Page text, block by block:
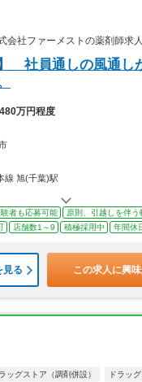
社ファーメストの薬剤師求人
社員通しの風通し
480万円程度
線 旭(千葉)駅
者も応募可能
原則、引越しを伴う
店舗数1～9 積極採用中 年間休
見る この求人に興
ッグストア（調剤併設） ドラッ